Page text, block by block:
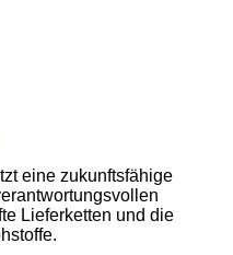
eine zukunftsfähige
Lieferketten und die